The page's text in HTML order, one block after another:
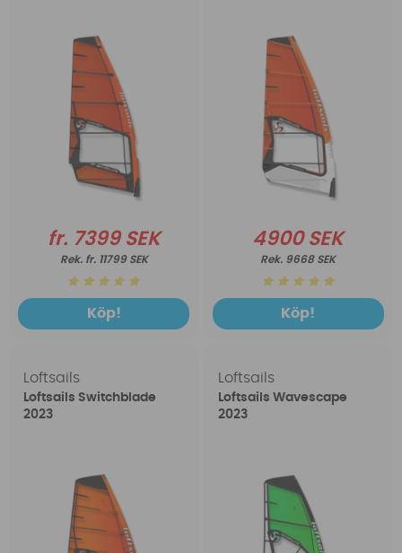
fr. 7399 SEK
fr. 11799 SEK
Köp!
4900 SEK
9668 SEK
Köp!
Loftsails
Loftsails Switchblade
2023
Loftsails
Loftsails Wavescape
2023